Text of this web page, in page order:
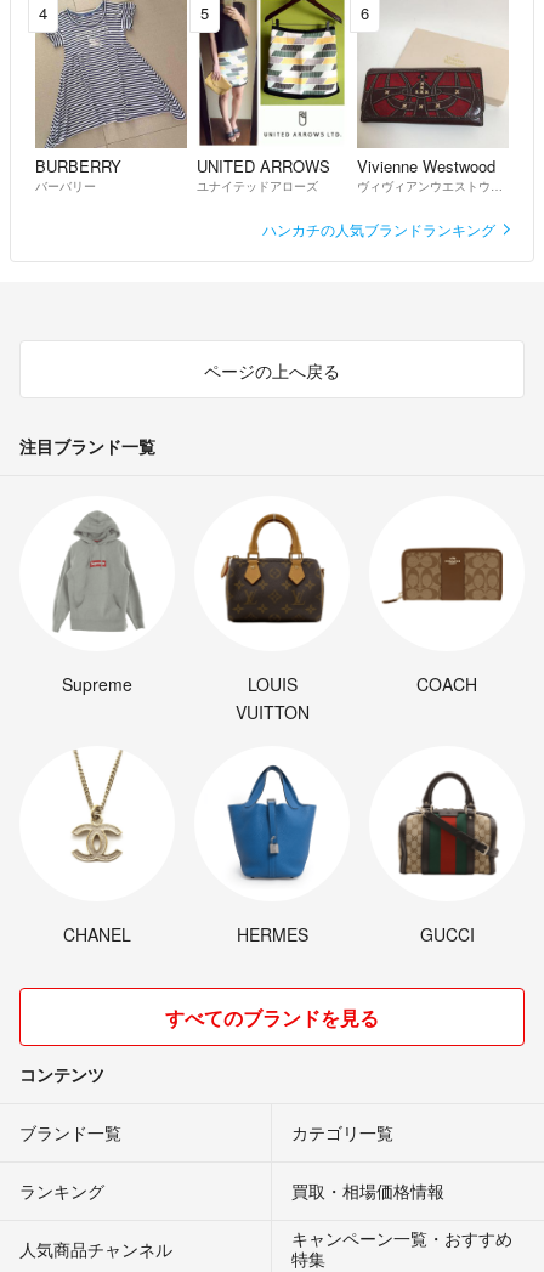
4
BURBERRY
バーバリー
5
UNITED ARROWS
ユナイテッドアローズ
6
Vivienne Westwood
ハンカチの人気ブランドランキング
ページの上へ戻る
注目ブランド一覧
Supreme
LOUIS
VUITTON
COACH
CHANEL HERMES GUCCI
すべてのブランドを見る
コンテンツ
ブランド一覧 カテゴリ一覧
ランキング 買取・相場価格情報
人気商品チャンネル
キャンペーン一覧・おすすめ
特集